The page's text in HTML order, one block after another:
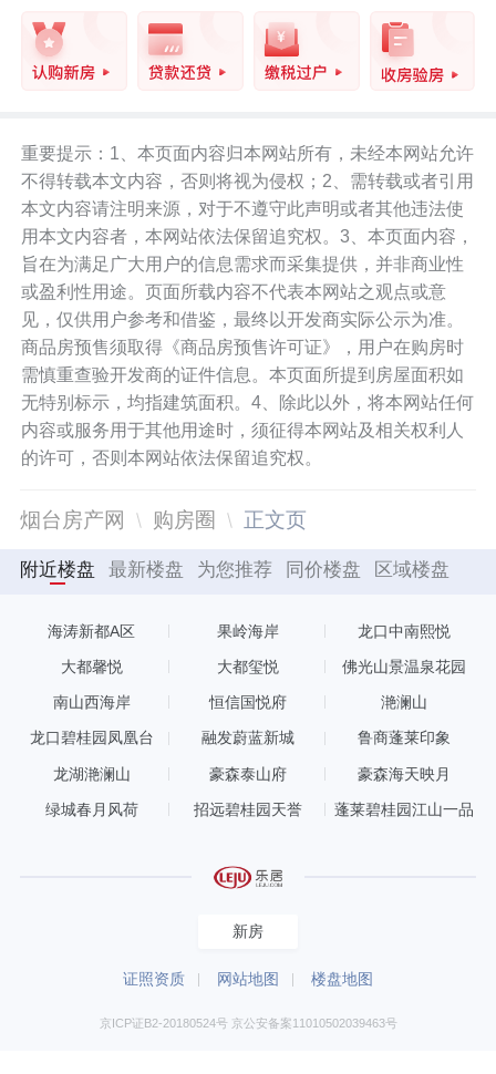
重要提示：1、本页面内容归本网站所有，未经本网站允许
不得转载本文内容，否则将视为侵权；2、需转载或者引用
本文内容请注明来源，对于不遵守此声明或者其他违法使
用本文内容者，本网站依法保留追究权。3、本页面内容，
旨在为满足广大用户的信息需求而采集提供，并非商业性
或盈利性用途。页面所载内容不代表本网站之观点或意
见，仅供用户参考和借鉴，最终以开发商实际公示为准。
商品房预售须取得《商品房预售许可证》，用户在购房时
需慎重查验开发商的证件信息。本页面所提到房屋面积如
无特别标示，均指建筑面积。4、除此以外，将本网站任何
内容或服务用于其他用途时，须征得本网站及相关权利人
的许可，否则本网站依法保留追究权。
烟台房产网 购房圈 正文页
附近楼盘 最新楼盘 为您推荐 同价楼盘 区域楼盘
海涛新都A区 果岭海岸 龙口中南熙悦
大都馨悦 大都玺悦 佛光山景温泉花园
南山西海岸 恒信国悦府 滟澜山
龙口碧桂园凤凰台 融发蔚蓝新城 鲁商蓬莱印象
龙湖滟澜山 豪森泰山府 豪森海天映月
绿城春月风荷 招远碧桂园天誉 蓬莱碧桂园江山一品
新房
证照资质 网站地图 楼盘地图
京ICP证B2-20180524号 京公安备案11010502039463号